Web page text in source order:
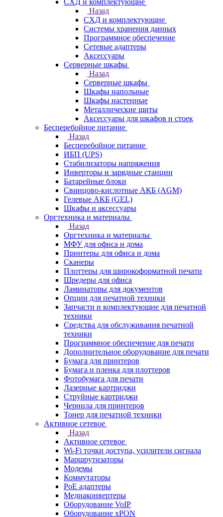
СХД и комплектующие
Назад
СХД и комплектующие
Системы хранения данных
Программное обеспечение
Сетевые адаптеры
Аксессуары
Серверные шкафы
Назад
Серверные шкафы
Шкафы напольные
Шкафы настенные
Металлические щиты
Аксессуары для шкафов и стоек
Бесперебойное питание
Назад
Бесперебойное питание
ИБП (UPS)
Стабилизаторы напряжения
Инверторы и зарядные станции
Батарейные блоки
Свинцово-кислотные АКБ (AGM)
Гелевые АКБ (GEL)
Шкафы и аксессуары
Оргтехника и материалы
Назад
Оргтехника и материалы
МФУ для офиса и дома
Принтеры для офиса и дома
Сканеры
Плоттеры для широкоформатной печати
Шредеры для офиса
Ламинаторы для документов
Опции для печатной техники
Запчасти и комплектующие для печатной
техники
Средства для обслуживания печатной
техники
Программное обеспечение для печати
Дополнительное оборудование для печати
Бумага для принтеров
Бумага и пленка для плоттеров
Фотобумага для печати
Лазерные картриджи
Струйные картриджи
Чернила для принтеров
Тонер для печатной техники
Активное сетевое
Назад
Активное сетевое
Wi-Fi точки доступа, усилители сигнала
Маршрутизаторы
Модемы
Коммутаторы
PoE адаптеры
Медиаконвертеры
Оборудование VoIP
Оборудование xPON